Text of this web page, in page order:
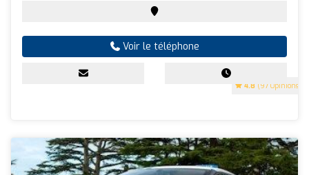
4.8 (97 Opinions)
Voir le téléphone